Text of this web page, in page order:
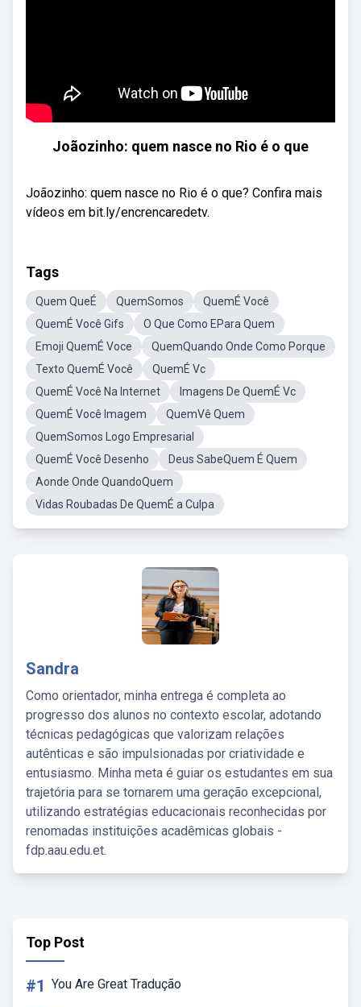
Joãozinho: quem nasce no Rio é o que
Joãozinho: quem nasce no Rio é o que? Confira mais
vídeos em bit.ly/encrencaredetv.
Tags
Quem QueÉ QuemSomos
QuemÉ Você
QuemÉ Você Gifs
O Que Como EPara Quem
Emoji QuemÉ Voce
QuemQuando Onde Como Porque
Texto QuemÉ Você
QuemÉ Vc
QuemÉ Você Na Internet
Imagens De QuemÉ Vc
QuemÉ Você Imagem
QuemVê Quem
QuemSomos Logo Empresarial
QuemÉ Você Desenho
Deus SabeQuem É Quem
Aonde Onde QuandoQuem
Vidas Roubadas De QuemÉ a Culpa
Sandra
Como orientador, minha entrega é completa ao
progresso dos alunos no contexto escolar, adotando
técnicas pedagógicas que valorizam relações
autênticas e são impulsionadas por criatividade e
entusiasmo. Minha meta é guiar os estudantes em sua
trajetória para se tornarem uma geração excepcional,
utilizando estratégias educacionais reconhecidas por
renomadas instituições acadêmicas globais -
fdp.aau.edu.et.
Top Post
#1 You Are Great Tradução